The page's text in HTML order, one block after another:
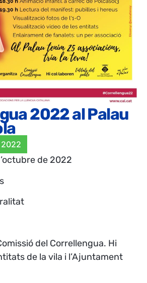
2022 al Palau
de 2022
del Correllengua. Hi
de la vila i l’Ajuntament